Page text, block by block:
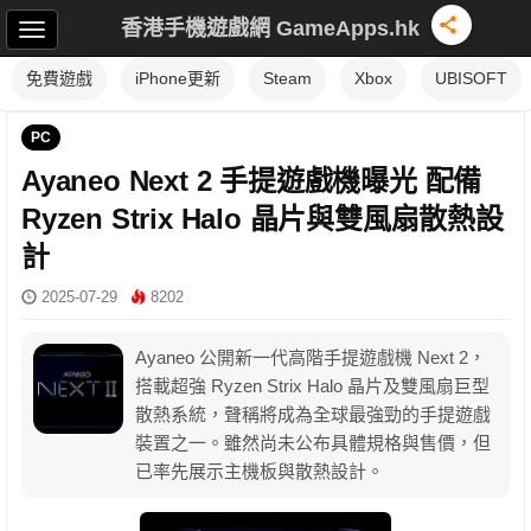
香港手機遊戲網 GameApps.hk
免費遊戲 iPhone更新 Steam Xbox UBISOFT
PC
Ayaneo Next 2 手提遊戲機曝光 配備
Ryzen Strix Halo 晶片與雙風扇散熱設
計
2025-07-29 8202
Ayaneo 公開新一代高階手提遊戲機 Next 2，
搭載超強 Ryzen Strix Halo 晶片及雙風扇巨型
散熱系統，聲稱將成為全球最強勁的手提遊戲
裝置之一。雖然尚未公布具體規格與售價，但
已率先展示主機板與散熱設計。